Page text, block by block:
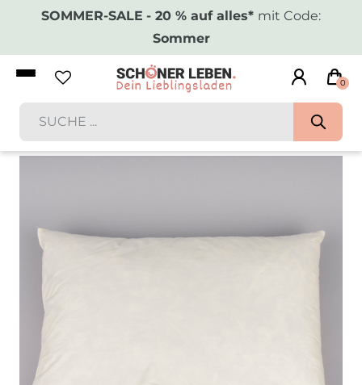
SOMMER-SALE - 20 % auf alles* mit Code:
Sommer
0